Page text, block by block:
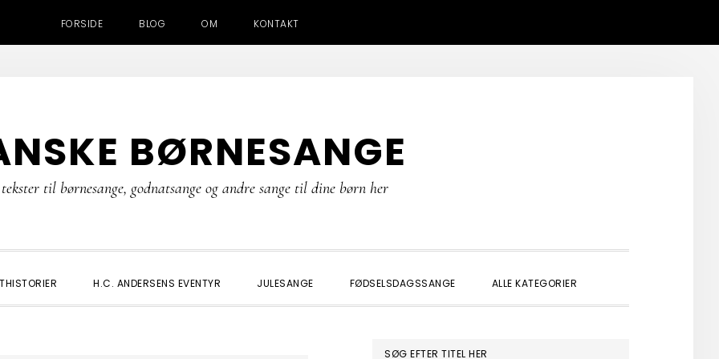
FORSIDE BLOG OM KONTAKT
BØRNESANGE
til børnesange, godnatsange og andre sange til dine børn her
H.C. ANDERSENS EVENTYR JULESANGE FØDSELSDAGSSANGE ALLE KATEGORIER
SØG EFTER TITEL HER